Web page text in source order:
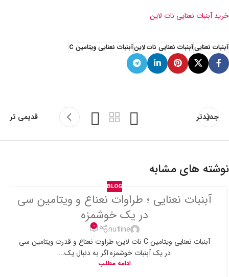
خرید آبنبات نعنایی نات لاین
آبنبات نعناییآبنبات نعنایی نات لاینآبنبات نعنایی ویتامین C
جدیدتر قدیمی تر
نوشته های مشابه
BLOG
آبنبات نعنایی ؛ طراوات نعناع و ویتامین سی
در یک خوشمزه
nutline
0
آبنبات نعنایی ویتامین C نات لاین؛ طراوت نعناع و قدرت ویتامین سی
در یک آبنبات خوشمزه اگر به دنبال یک...
ادامه مطلب